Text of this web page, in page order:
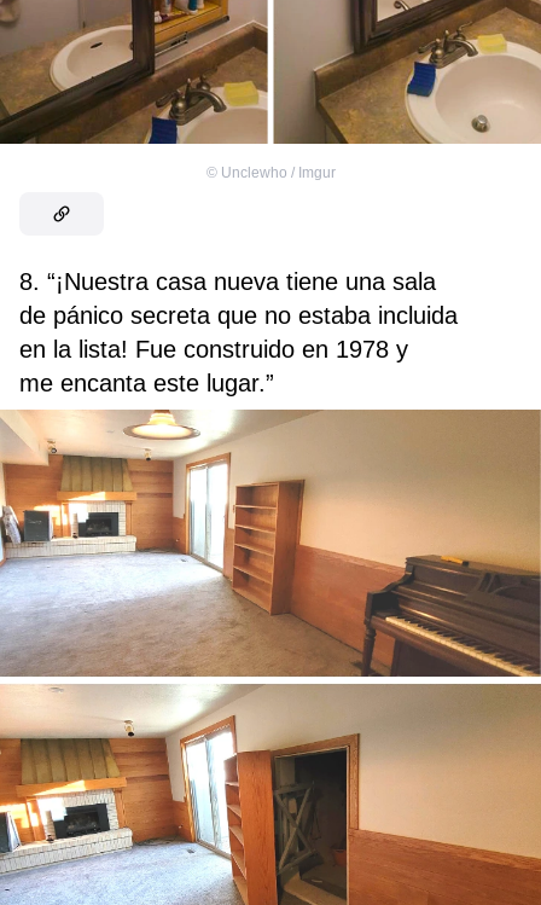
© Unclewho / Imgur
8. “¡Nuestra casa nueva tiene una sala
de pánico secreta que no estaba incluida
en la lista! Fue construido en 1978 y
me encanta este lugar.”